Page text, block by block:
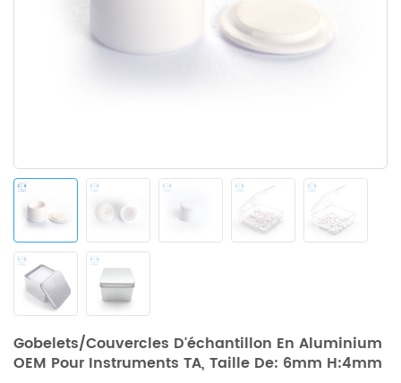
Gobelets/couvercles D'échantillon En Aluminium
OEM Pour Instruments TA, Taille De: 6mm H:4mm